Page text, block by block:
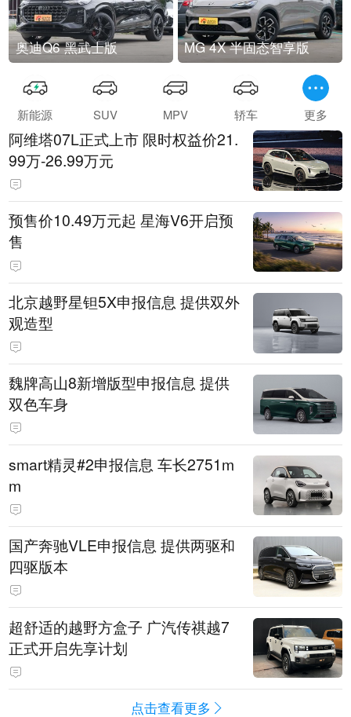
奥迪Q6 黑武士版 MG 4X 半固态智享版
新能源 SUV MPV 轿车 更多
阿维塔07L正式上市 限时权益价21.
99万-26.99万元
预售价10.49万元起 星海V6开启预
售
北京越野星钽5X申报信息 提供双外
观造型
魏牌高山8新增版型申报信息 提供
双色车身
smart精灵#2申报信息 车长2751m
m
国产奔驰VLE申报信息 提供两驱和
四驱版本
超舒适的越野方盒子 广汽传祺越7
正式开启先享计划
点击查看更多